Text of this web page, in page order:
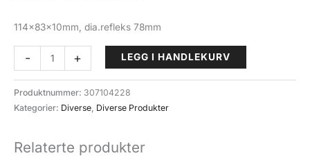
114x83x10mm, dia.refleks 78mm
-
Gul,
mørke
grønt
antall
+ LEGG I HANDLEKURV
Produktnummer: 307104228
Kategorier: Diverse Diverse Produkter
Relaterte produkter